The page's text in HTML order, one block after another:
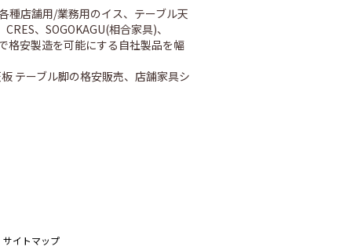
種店舗用/業務用のイス、テーブル天
、SOGOKAGU(相合家具)、
格安製造を可能にする自社製品を幅
テーブル脚の格安販売、店舗家具シ
サイトマップ